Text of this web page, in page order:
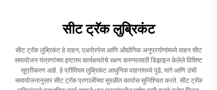
सीट ट्रॅक लुब्रिकंट
सीट ट्रॅक लुब्रिकंट हे वाहन, एअरोस्पेस आणि औद्योगिक अनुप्रयोगांमध्ये वाहन सीट
समायोजन यंत्रणांच्या इष्टतम कार्यक्षमतेचे रक्षण करण्यासाठी डिझाइन केलेले विशिष्ट
सूत्रीकरण आहे. हे प्रीमियम लुब्रिकंट आधुनिक वाहनांमध्ये पुढे, मागे आणि उंची
समायोजनानुसार सीट ट्रॅक प्रणालींच्या सुरळीत कार्यास सुनिश्चित करते. सीट ट्रॅक